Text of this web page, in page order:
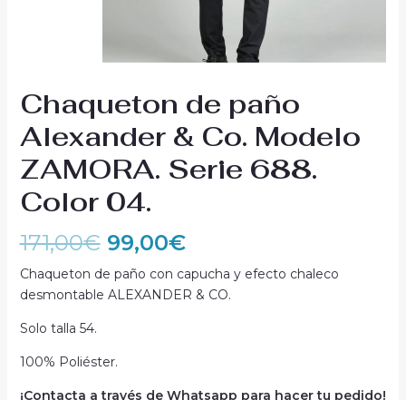
Chaqueton de paño
Alexander & Co. Modelo
ZAMORA. Serie 688.
Color 04.
171,00€ 99,00€
Chaqueton de paño con capucha y efecto chaleco
desmontable ALEXANDER & CO.
Solo talla 54.
100% Poliéster.
¡Contacta a través de Whatsapp para hacer tu pedido!